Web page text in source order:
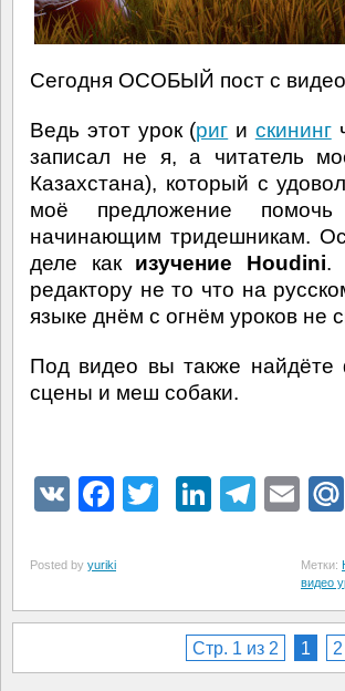
Сегодня ОСОБЫЙ пост с
Ведь этот урок (риг и скининг
записал не я, а читатель
Казахстана), который с
моё предложение
начинающим тридешникам.
деле как изучение Houdini.
редактору не то что на
языке днём с огнём уроков не
Под видео вы также
сцены и меш собаки.
VK Facebook
TwitterLinkedIn
Posted by yuriki Метки:
видео
Стр. 1 из 2 1 2